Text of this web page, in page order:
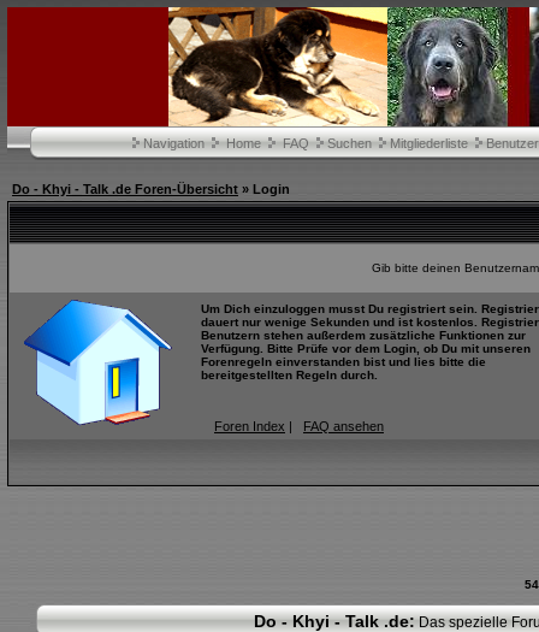
Navigation Home FAQ Suchen Mitgliederliste
Do - Khyi - Talk .de Foren-Übersicht » Login
Gib bitte deinen
Um Dich einzuloggen musst Du registriert sein.
dauert nur wenige Sekunden und ist kostenlos.
Benutzern stehen außerdem zusätzliche Funktionen zur
Verfügung. Bitte Prüfe vor dem Login, ob Du mit unseren
Forenregeln einverstanden bist und lies bitte die
bereitgestellten Regeln durch.
Foren Index | FAQ ansehen
Do - Khyi - Talk .de: Das spezielle